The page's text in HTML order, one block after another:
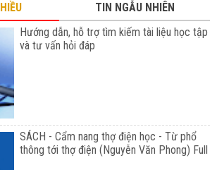
TIN NGẪU NHIÊN
Hướng dẫn, hỗ trợ tìm kiếm tài liệu học tập
và tư vấn hỏi đáp
SÁCH - Cẩm nang thợ điện học - Từ phổ
thông tới thợ điện (Nguyễn Văn Phong) Full